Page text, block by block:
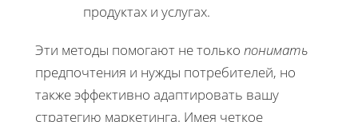
продуктах и услугах.
Эти методы помогают не только понимать
предпочтения и нужды потребителей, но
также эффективно адаптировать вашу
стратегию маркетинга. Имея четкое